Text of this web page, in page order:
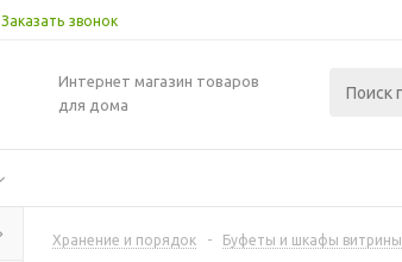
Заказать звонок
Интернет магазин товаров
для дома
Хранение и порядок - Буфеты и шкафы витрины